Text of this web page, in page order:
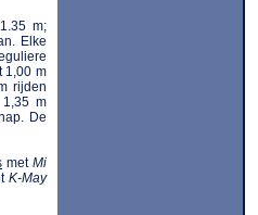
m;
Elke
1,00 m
rijden
m
. De
met Mi
K-May